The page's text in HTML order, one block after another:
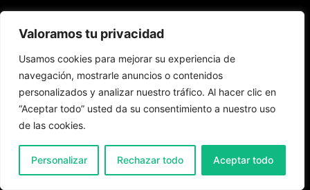
Valoramos tu privacidad
Usamos cookies para mejorar su experiencia de
navegación, mostrarle anuncios o contenidos
personalizados y analizar nuestro tráfico. Al hacer clic en
“Aceptar todo” usted da su consentimiento a nuestro uso
de las cookies.
Personalizar Rechazar todo Aceptar todo